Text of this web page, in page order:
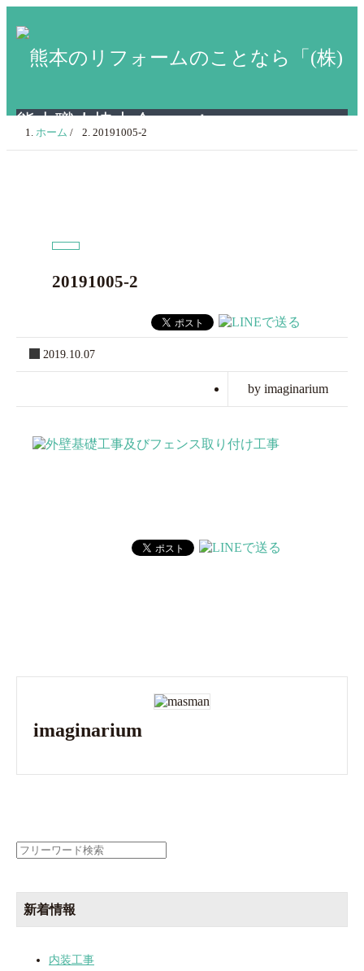
ホーム / 20191005-2
20191005-2
2019.10.07
by imaginarium
imaginarium
検
新着情報
内装工事